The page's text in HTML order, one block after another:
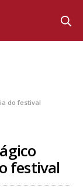
do festival
festival